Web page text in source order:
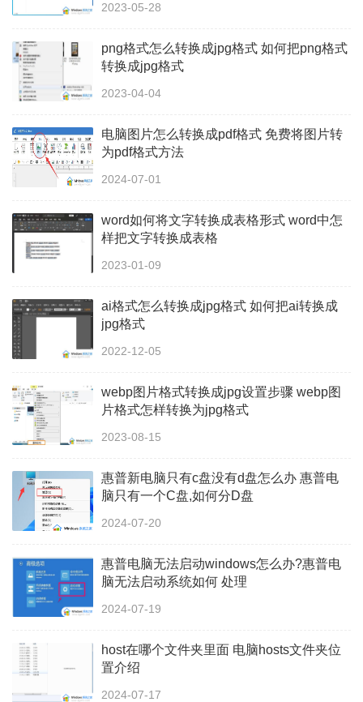
2023-05-28
png格式怎么转换成jpg格式 如何把png格式
转换成jpg格式
2023-04-04
电脑图片怎么转换成pdf格式 免费将图片转
为pdf格式方法
2024-07-01
word如何将文字转换成表格形式 word中怎
样把文字转换成表格
2023-01-09
ai格式怎么转换成jpg格式 如何把ai转换成
jpg格式
2022-12-05
webp图片格式转换成jpg设置步骤 webp图
片格式怎样转换为jpg格式
2023-08-15
惠普新电脑只有c盘没有d盘怎么办 惠普电
脑只有一个C盘,如何分D盘
2024-07-20
惠普电脑无法启动windows怎么办?惠普电
脑无法启动系统如何 处理
2024-07-19
host在哪个文件夹里面 电脑hosts文件夹位
置介绍
2024-07-17